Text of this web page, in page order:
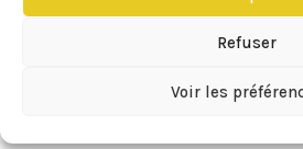
Refuser
Voir les
En cas de non-paiement, le
versement des sommes